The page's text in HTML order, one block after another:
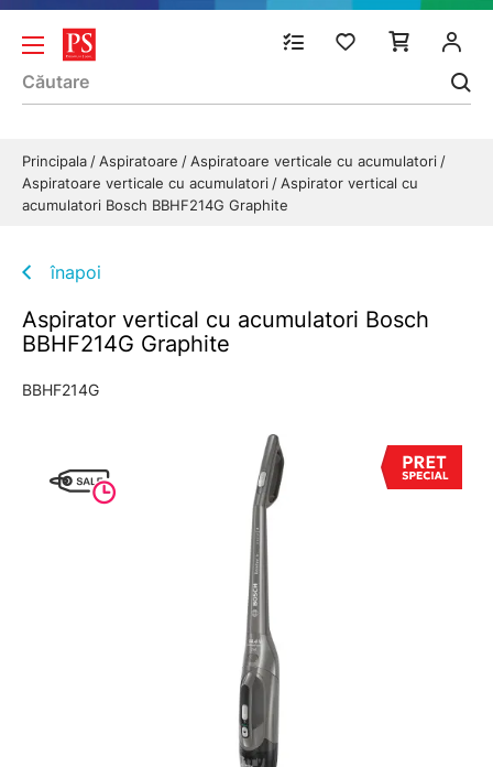
Principala Aspiratoare
Aspiratoare verticale cu acumulatori
Aspiratoare verticale cu acumulatori
Aspirator vertical cu
acumulatori Bosch BBHF214G Graphite
înapoi
Aspirator vertical cu acumulatori Bosch
BBHF214G Graphite
BBHF214G